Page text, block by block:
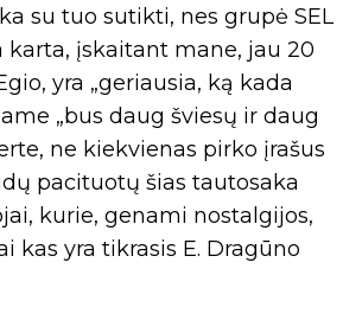
su tuo sutikti, nes grupė SEL
karta, įskaitant mane, jau 20
yra „geriausia, ką kada
„bus daug šviesų ir daug
ne kiekvienas pirko įrašus
pacituotų šias tautosaka
kurie, genami nostalgijos,
kas yra tikrasis E. Dragūno